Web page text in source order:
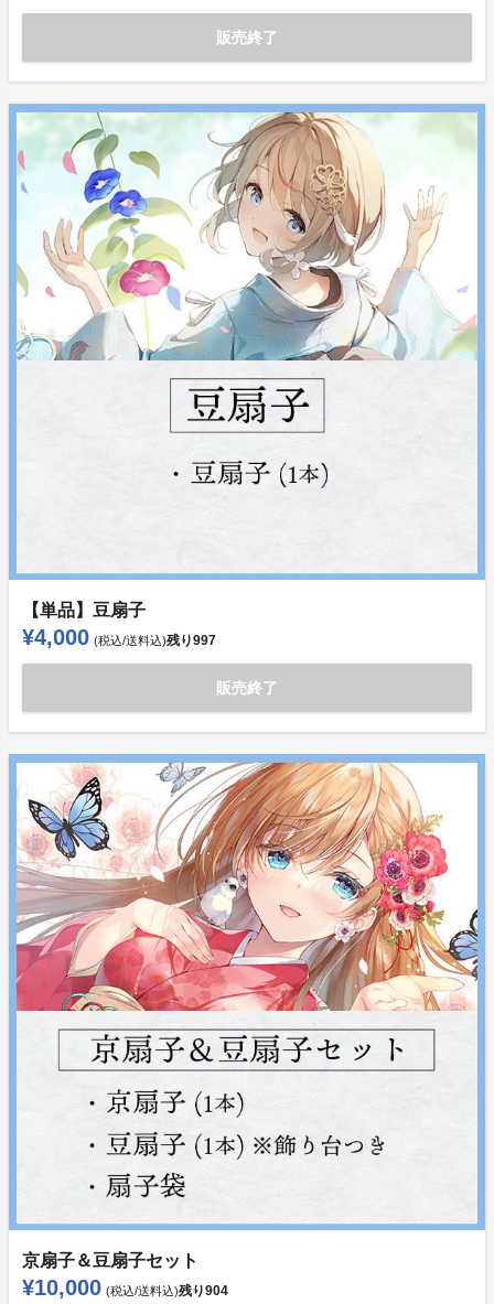
販売終了
【単品】豆扇子
¥4,000 (税込/送料込)残り997
販売終了
京扇子＆豆扇子セット
¥10,000 (税込/送料込)残り904